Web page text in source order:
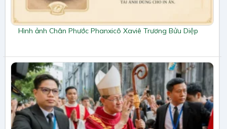
Hình ảnh Chân Phước Phanxicô Xaviê Trương Bửu Diệp